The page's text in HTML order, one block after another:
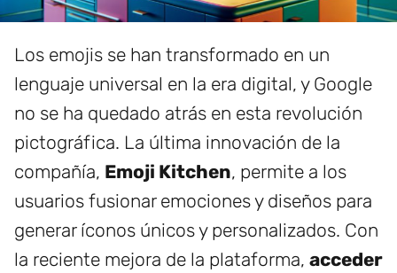
Los emojis se han transformado en un
lenguaje universal en la era digital, y Google
no se ha quedado atrás en esta revolución
pictográfica. La última innovación de la
compañía, Emoji Kitchen, permite a los
usuarios fusionar emociones y diseños para
generar íconos únicos y personalizados. Con
la reciente mejora de la plataforma, acceder